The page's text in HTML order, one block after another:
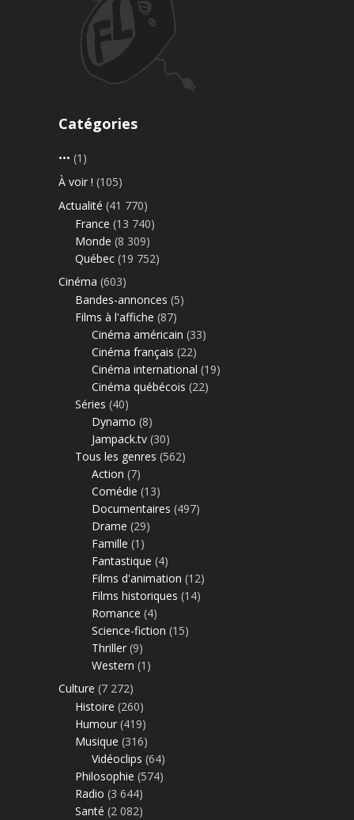
Catégories
••• (1)
À voir ! (105)
Actualité (41 770)
France (13 740)
Monde (8 309)
Québec (19 752)
Cinéma (603)
Bandes-annonces (5)
Films à l'affiche (87)
Cinéma américain (33)
Cinéma français (22)
Cinéma international (19)
Cinéma québécois (22)
Séries (40)
Dynamo (8)
Jampack.tv (30)
Tous les genres (562)
Action (7)
Comédie (13)
Documentaires (497)
Drame (29)
Famille (1)
Fantastique (4)
Films d'animation (12)
Films historiques (14)
Romance (4)
Science-fiction (15)
Thriller (9)
Western (1)
Culture (7 272)
Histoire (260)
Humour (419)
Musique (316)
Vidéoclips (64)
Philosophie (574)
Radio (3 644)
Santé (2 082)